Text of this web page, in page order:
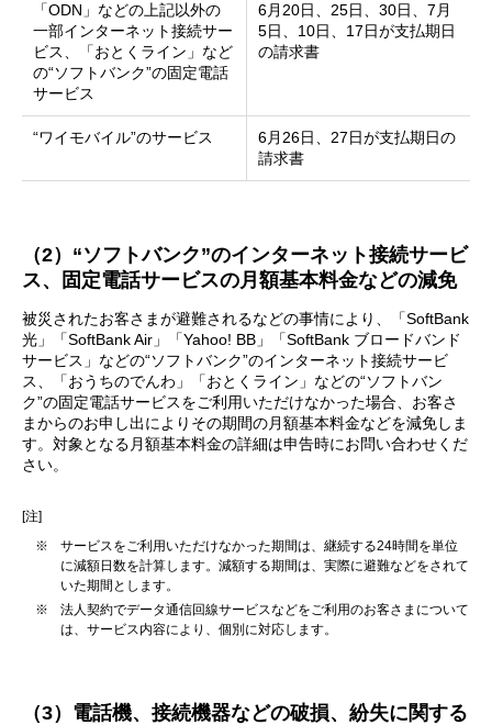
「ODN」などの上記以外の
一部インターネット接続サー
ビス、「おとくライン」など
の“ソフトバンク”の固定電話
サービス
6月20日、25日、30日、7月
5日、10日、17日が支払期日
の請求書
“ワイモバイル”のサービス
6月26日、27日が支払期日の
請求書
（2）“ソフトバンク”のインターネット接続サービ
ス、固定電話サービスの月額基本料金などの減免
被災されたお客さまが避難されるなどの事情により、「SoftBank
光」「SoftBank Air」「Yahoo! BB」「SoftBank ブロードバンド
サービス」などの“ソフトバンク”のインターネット接続サービ
ス、「おうちのでんわ」「おとくライン」などの“ソフトバン
ク”の固定電話サービスをご利用いただけなかった場合、お客さ
まからのお申し出によりその期間の月額基本料金などを減免しま
す。対象となる月額基本料金の詳細は申告時にお問い合わせくだ
さい。
[注]
※
サービスをご利用いただけなかった期間は、継続する24時間を単位
に減額日数を計算します。減額する期間は、実際に避難などをされて
いた期間とします。
※
法人契約でデータ通信回線サービスなどをご利用のお客さまについて
は、サービス内容により、個別に対応します。
（3）電話機、接続機器などの破損、紛失に関する